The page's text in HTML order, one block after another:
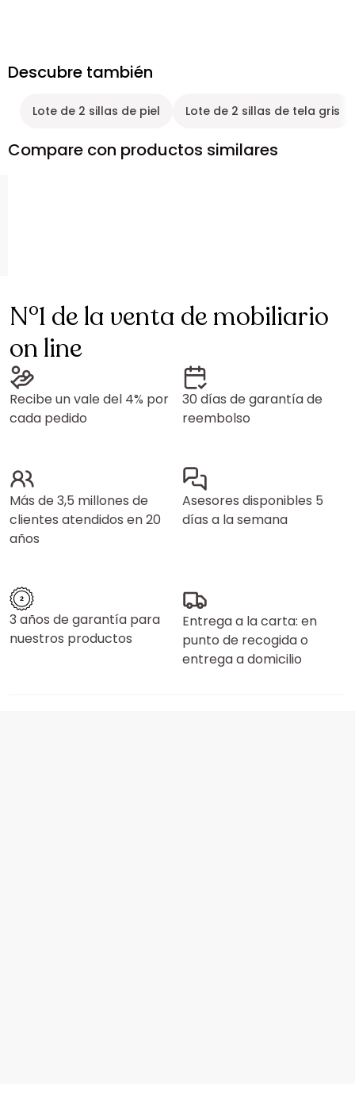
Descubre también
Lote de 2 sillas de piel Lote de 2 sillas de tela gris
Compare con productos similares
N°1 de la venta de mobiliario
on line
Recibe un vale del 4% por
cada pedido
30 días de garantía de
reembolso
Más de 3,5 millones de
clientes atendidos en 20
años
Asesores disponibles 5
días a la semana
3 años de garantía para
nuestros productos
Entrega a la carta: en
punto de recogida o
entrega a domicilio